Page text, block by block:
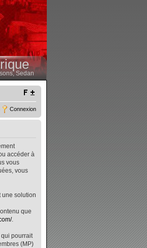
Sedan
Connexion
accéder à
vous
vous
une solution
que
.
pourrait
(MP)